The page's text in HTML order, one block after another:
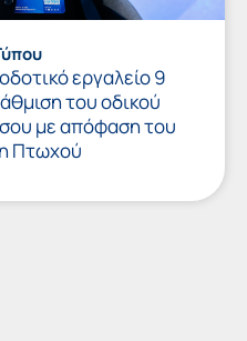
εργαλείο 9
του οδικού
με απόφαση του
Πτωχού